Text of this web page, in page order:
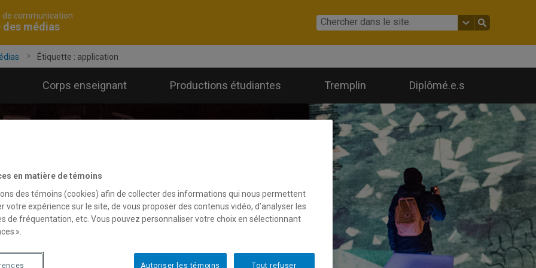
de communication
des médias
Étiquette : application
Corps enseignant Productions étudiantes Tremplin Diplômé.e.s
en matière de témoins
des témoins (cookies) afin de collecter des informations qui nous permettent
votre expérience sur le site, de vous proposer des contenus vidéo, d’analyser les
de fréquentation, etc. Vous pouvez personnaliser votre choix en sélectionnant
».
Tout refuser
Autoriser les témoins